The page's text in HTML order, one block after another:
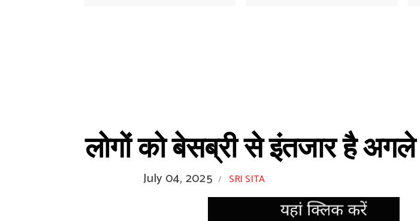
लोगों को बेसब्री से इंतजार है
July 04, 2025 / SRI SITA